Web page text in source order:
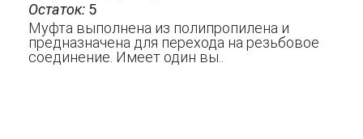
Остаток: 5
Муфта выполнена из полипропилена и
предназначена для перехода на резьбовое
соединение. Имеет один вы..